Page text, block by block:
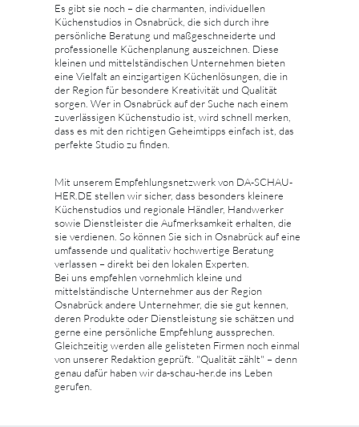
Es gibt sie noch – die charmanten, individuellen
Küchenstudios in Osnabrück, die sich durch ihre
persönliche Beratung und maßgeschneiderte und
professionelle Küchenplanung auszeichnen. Diese
kleinen und mittelständischen Unternehmen bieten
eine Vielfalt an einzigartigen Küchenlösungen, die in
der Region für besondere Kreativität und Qualität
sorgen. Wer in Osnabrück auf der Suche nach einem
zuverlässigen Küchenstudio ist, wird schnell merken,
dass es mit den richtigen Geheimtipps einfach ist, das
perfekte Studio zu finden.
Mit unserem Empfehlungsnetzwerk von DA-SCHAU-
HER.DE stellen wir sicher, dass besonders kleinere
Küchenstudios und regionale Händler, Handwerker
sowie Dienstleister die Aufmerksamkeit erhalten, die
sie verdienen. So können Sie sich in Osnabrück auf eine
umfassende und qualitativ hochwertige Beratung
verlassen – direkt bei den lokalen Experten.
Bei uns empfehlen vornehmlich kleine und
mittelständische Unternehmer aus der Region
Osnabrück andere Unternehmer, die sie gut kennen,
deren Produkte oder Dienstleistung sie schätzen und
gerne eine persönliche Empfehlung aussprechen.
Gleichzeitig werden alle gelisteten Firmen noch einmal
von unserer Redaktion geprüft. "Qualität zählt" – denn
genau dafür haben wir da-schau-her.de ins Leben
gerufen.